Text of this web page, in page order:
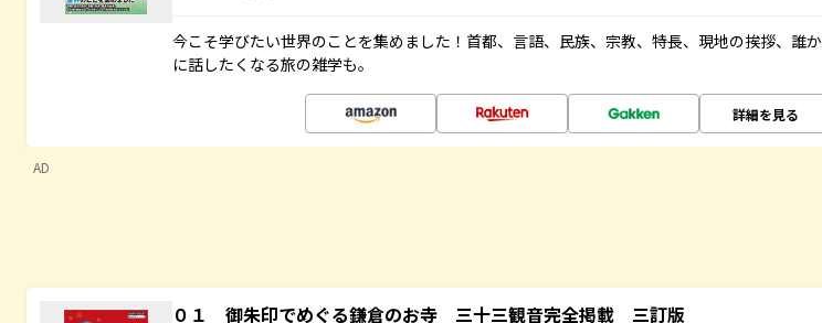
今こそ学びたい世界のことを集めました！首都、言語、民族、宗教、特長、現地の挨拶、誰か
に話したくなる旅の雑学も。
詳細を見る
AD
０１ 御朱印でめぐる鎌倉のお寺 三十三観音完全掲載 三訂版